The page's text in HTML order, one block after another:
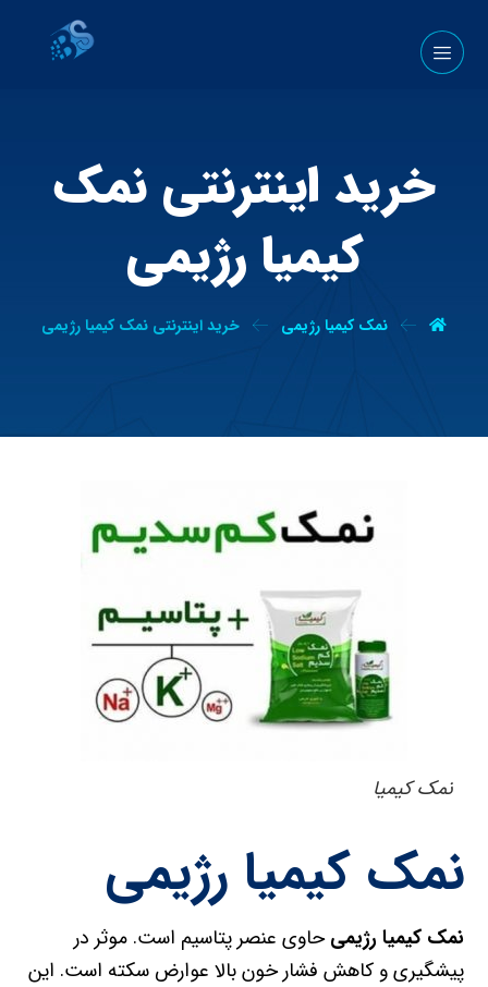
خرید اینترنتی نمک
کیمیا رژیمی
نمک کیمیا رژیمی خرید اینترنتی نمک کیمیا رژیمی
نمک کیمیا
نمک کیمیا رژیمی
نمک کیمیا رژیمیحاوی عنصر پتاسیم است. موثر در
پیشگیری و کاهش فشار خون بالا عوارض سکته است. این